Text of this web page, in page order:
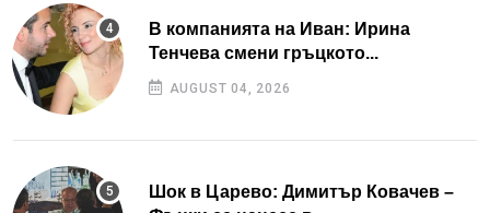
В компанията на Иван: Ирина
Тенчева смени гръцкото...
AUGUST 04, 2026
Шок в Царево: Димитър Ковачев –